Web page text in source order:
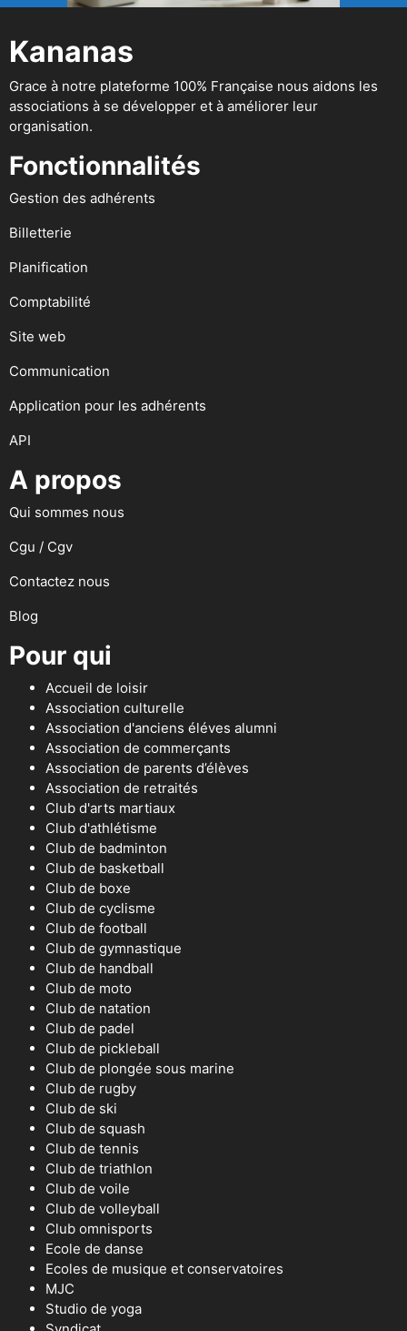
Kananas
Grace à notre plateforme 100% Française nous aidons les
associations à se développer et à améliorer leur
organisation.
Fonctionnalités
Gestion des adhérents
Billetterie
Planification
Comptabilité
Site web
Communication
Application pour les adhérents
API
A propos
Qui sommes nous
Cgu / Cgv
Contactez nous
Blog
Pour qui
Accueil de loisir
Association culturelle
Association d'anciens éléves alumni
Association de commerçants
Association de parents d’élèves
Association de retraités
Club d'arts martiaux
Club d'athlétisme
Club de badminton
Club de basketball
Club de boxe
Club de cyclisme
Club de football
Club de gymnastique
Club de handball
Club de moto
Club de natation
Club de padel
Club de pickleball
Club de plongée sous marine
Club de rugby
Club de ski
Club de squash
Club de tennis
Club de triathlon
Club de voile
Club de volleyball
Club omnisports
Ecole de danse
Ecoles de musique et conservatoires
MJC
Studio de yoga